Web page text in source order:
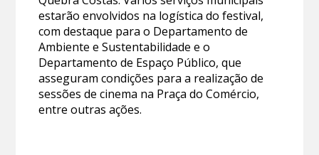
estarão envolvidos na logística do festival,
com destaque para o Departamento de
Ambiente e Sustentabilidade e o
Departamento de Espaço Público, que
asseguram condições para a realização de
sessões de cinema na Praça do Comércio,
entre outras ações.